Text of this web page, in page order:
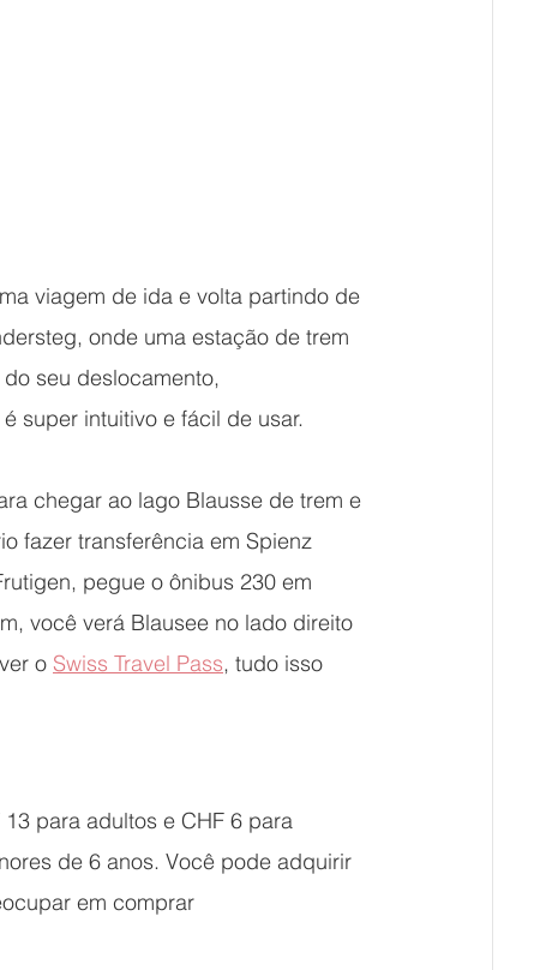
viagem de ida e volta partindo de
onde uma estação de trem
seu deslocamento,
super intuitivo e fácil de usar.
chegar ao lago Blausse de trem e
fazer transferência em Spienz
pegue o ônibus 230 em
você verá Blausee no lado direito
o Swiss Travel Pass, tudo isso
para adultos e CHF 6 para
de 6 anos. Você pode adquirir
em comprar